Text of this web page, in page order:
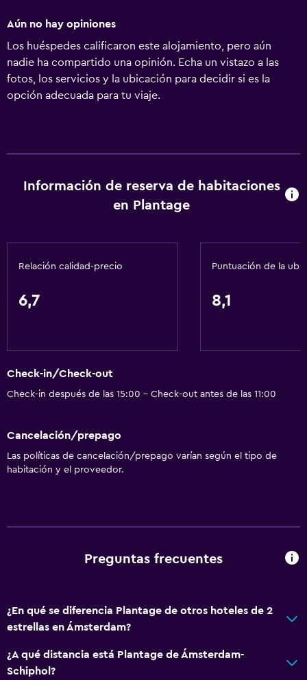
Aún no hay opiniones
Los huéspedes calificaron este alojamiento, pero aún
nadie ha compartido una opinión. Echa un vistazo a las
fotos, los servicios y la ubicación para decidir si es la
opción adecuada para tu viaje.
Información de reserva de habitaciones
en Plantage
Relación calidad-precio
6,7
Puntuación de la
8,1
Check-in/Check-out
Check-in después de las 15:00 - Check-out antes de las 11:00
Cancelación/prepago
Las políticas de cancelación/prepago varían según el tipo de
habitación y el proveedor.
Preguntas frecuentes
¿En qué se diferencia Plantage de otros hoteles de 2
estrellas en Ámsterdam?
¿A qué distancia está Plantage de Ámsterdam-
Schiphol?